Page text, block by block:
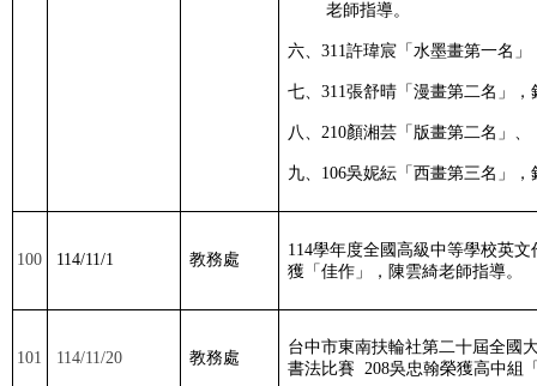
老師指導。
六、 311許瑋宸「水墨畫第一名」
七、 311張舒晴「漫畫第二名」，
八、 210顏湘芸「版畫第二名」、
九、 106吳妮紜「西畫第三名」，
100 114/11/1 教務處
114學年度全國高級中等學校英文
獲「佳作」，陳雲綺老師指導。
101 114/11/20 教務處
台中市東南扶輪社第二十屆全國
書法比賽 208吳忠翰榮獲高中組